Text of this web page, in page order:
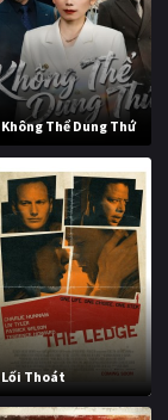
Không Thể Dung Thứ
Lối Thoát